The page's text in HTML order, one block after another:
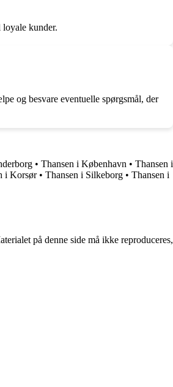
kunder.
og besvare eventuelle spørgsmål, der
• Thansen i København • Thansen i
i Korsør• Thansen i Silkeborg • Thansen i
på denne side må ikke reproduceres,